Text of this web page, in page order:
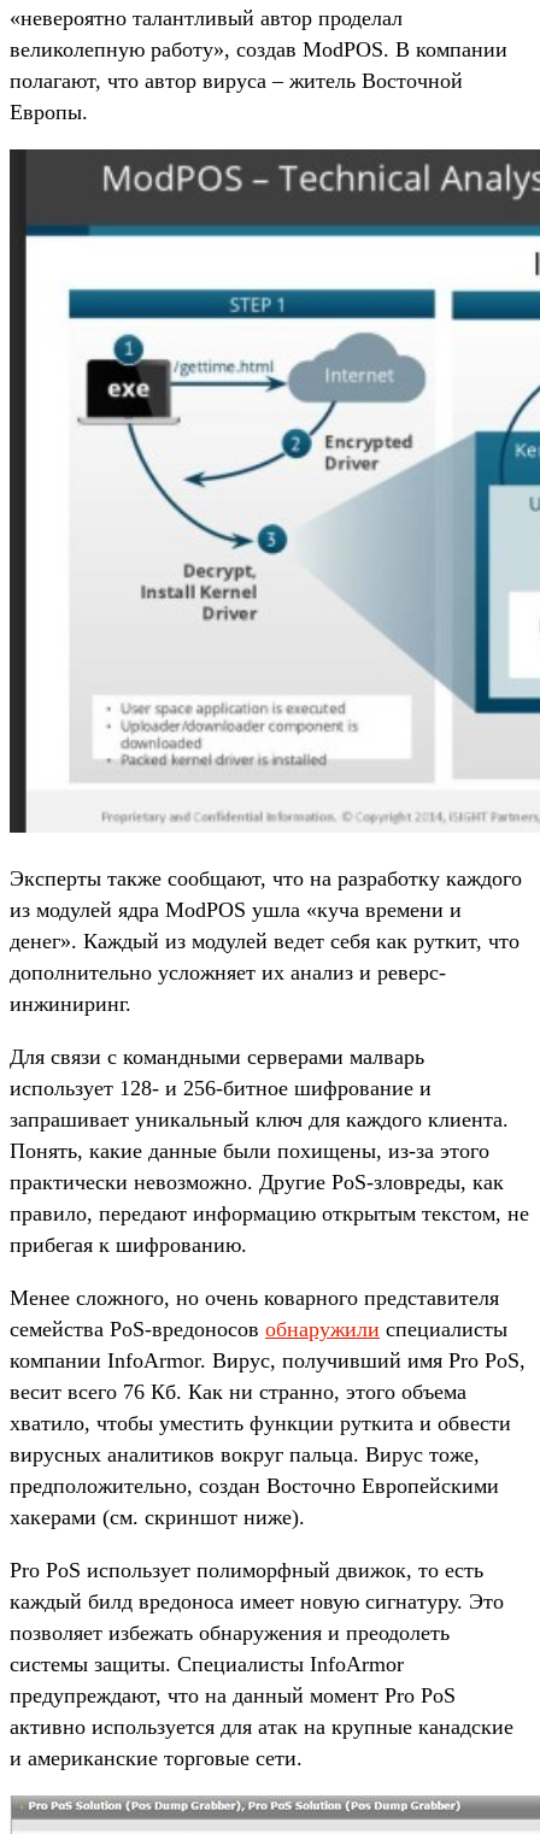
«невероятно талантливый автор проделал
великолепную работу», создав ModPOS. В компании
полагают, что автор вируса – житель Восточной
Европы.
Эксперты также сообщают, что на разработку каждого
из модулей ядра ModPOS ушла «куча времени и
денег». Каждый из модулей ведет себя как руткит, что
дополнительно усложняет их анализ и реверс-
инжиниринг.
Для связи с командными серверами малварь
использует 128- и 256-битное шифрование и
запрашивает уникальный ключ для каждого клиента.
Понять, какие данные были похищены, из-за этого
практически невозможно. Другие PoS-зловреды, как
правило, передают информацию открытым текстом, не
прибегая к шифрованию.
Менее сложного, но очень коварного представителя
семейства PoS-вредоносов обнаружили специалисты
компании InfoArmor. Вирус, получивший имя Pro PoS,
весит всего 76 Кб. Как ни странно, этого объема
хватило, чтобы уместить функции руткита и обвести
вирусных аналитиков вокруг пальца. Вирус тоже,
предположительно, создан Восточно Европейскими
хакерами (см. скриншот ниже).
Pro PoS использует полиморфный движок, то есть
каждый билд вредоноса имеет новую сигнатуру. Это
позволяет избежать обнаружения и преодолеть
системы защиты. Специалисты InfoArmor
предупреждают, что на данный момент Pro PoS
активно используется для атак на крупные канадские
и американские торговые сети.